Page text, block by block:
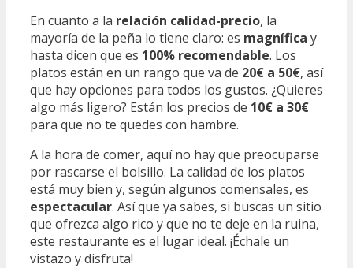
En cuanto a la relación calidad-precio, la
mayoría de la peña lo tiene claro: es magnífica y
hasta dicen que es 100% recomendable. Los
platos están en un rango que va de 20€ a 50€, así
que hay opciones para todos los gustos. ¿Quieres
algo más ligero? Están los precios de 10€ a 30€
para que no te quedes con hambre.
A la hora de comer, aquí no hay que preocuparse
por rascarse el bolsillo. La calidad de los platos
está muy bien y, según algunos comensales, es
espectacular. Así que ya sabes, si buscas un sitio
que ofrezca algo rico y que no te deje en la ruina,
este restaurante es el lugar ideal. ¡Échale un
vistazo y disfruta!